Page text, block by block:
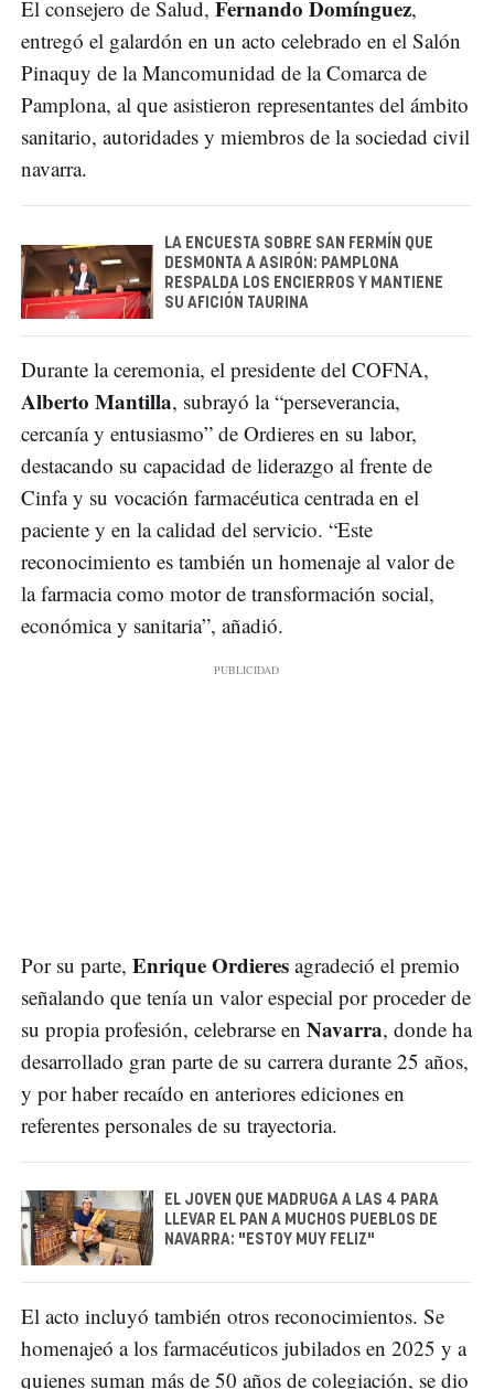
El consejero de Salud, Fernando Domínguez,
entregó el galardón en un acto celebrado en el Salón
Pinaquy de la Mancomunidad de la Comarca de
Pamplona, al que asistieron representantes del ámbito
sanitario, autoridades y miembros de la sociedad civil
navarra.
LA ENCUESTA SOBRE SAN FERMÍN QUE
DESMONTA A ASIRÓN: PAMPLONA
RESPALDA LOS ENCIERROS Y MANTIENE
SU AFICIÓN TAURINA
Durante la ceremonia, el presidente del COFNA,
Alberto Mantilla, subrayó la “perseverancia,
cercanía y entusiasmo” de Ordieres en su labor,
destacando su capacidad de liderazgo al frente de
Cinfa y su vocación farmacéutica centrada en el
paciente y en la calidad del servicio. “Este
reconocimiento es también un homenaje al valor de
la farmacia como motor de transformación social,
económica y sanitaria”, añadió.
Por su parte, Enrique Ordieres agradeció el premio
señalando que tenía un valor especial por proceder de
su propia profesión, celebrarse en Navarra, donde ha
desarrollado gran parte de su carrera durante 25 años,
y por haber recaído en anteriores ediciones en
referentes personales de su trayectoria.
EL JOVEN QUE MADRUGA A LAS 4 PARA
LLEVAR EL PAN A MUCHOS PUEBLOS DE
NAVARRA: "ESTOY MUY FELIZ"
El acto incluyó también otros reconocimientos. Se
homenajeó a los farmacéuticos jubilados en 2025 y a
quienes suman más de 50 años de colegiación, se dio